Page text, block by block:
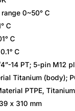
0~50° C
C
C
C
14 PT; 5-pin M12
Titanium (body);
PTPE, Titanium
x 310 mm